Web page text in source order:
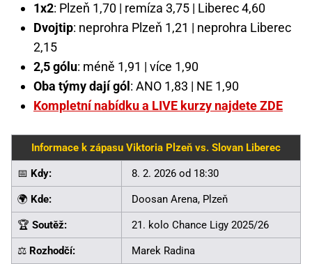
1x2: Plzeň 1,70 | remíza 3,75 | Liberec 4,60
Dvojtip: neprohra Plzeň 1,21 | neprohra Liberec
2,15
2,5 gólu: méně 1,91 | více 1,90
Oba týmy dají gól : ANO 1,83 | NE 1,90
Kompletní nabídku a LIVE kurzy najdete ZDE
Informace k zápasu Viktoria Plzeň vs. Slovan Liberec
📅 Kdy: 8. 2. 2026 od 18:30
🌍 Kde: Doosan Arena, Plzeň
🏆 Soutěž: 21. kolo Chance Ligy 2025/26
⚖️ Rozhodčí: Marek Radina